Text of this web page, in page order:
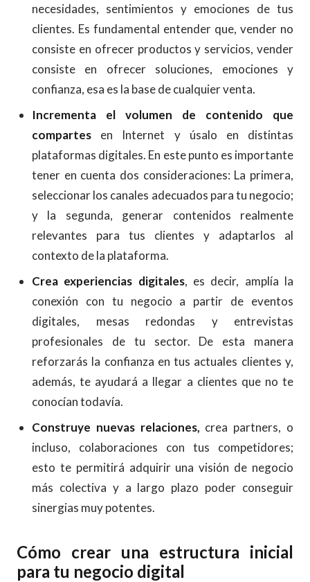
necesidades, sentimientos y emociones de tus
clientes. Es fundamental entender que, vender no
consiste en ofrecer productos y servicios, vender
consiste en ofrecer soluciones, emociones y
confianza, esa es la base de cualquier venta.
Incrementa el volumen de contenido que
compartes en Internet y úsalo en distintas
plataformas digitales. En este punto es importante
tener en cuenta dos consideraciones: La primera,
seleccionar los canales adecuados para tu negocio;
y la segunda, generar contenidos realmente
relevantes para tus clientes y adaptarlos al
contexto de la plataforma.
Crea experiencias digitales, es decir, amplía la
conexión con tu negocio a partir de eventos
digitales, mesas redondas y entrevistas
profesionales de tu sector. De esta manera
reforzarás la confianza en tus actuales clientes y,
además, te ayudará a llegar a clientes que no te
conocían todavía.
Construye nuevas relaciones, crea partners, o
incluso, colaboraciones con tus competidores;
esto te permitirá adquirir una visión de negocio
más colectiva y a largo plazo poder conseguir
sinergias muy potentes.
Cómo crear una estructura inicial
para tu negocio digital